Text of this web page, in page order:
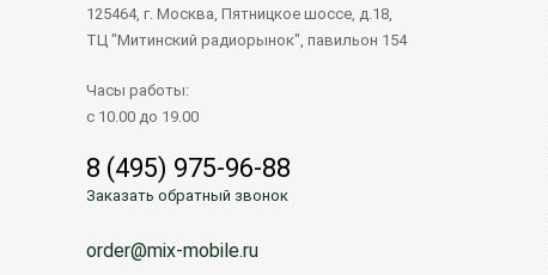
125464, г. Москва, Пятницкое шоссе, д.18,
ТЦ "Митинский радиорынок", павильон 154
Часы работы:
с 10.00 до 19.00
8 (495) 975-96-88
Заказать обратный звонок
order@mix-mobile.ru